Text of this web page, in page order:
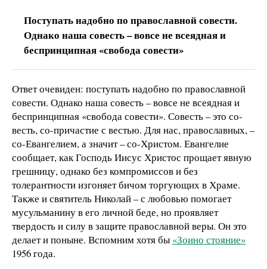
Поступать надобно по православной совести.
Однако наша совесть – вовсе не всеядная и
беспринципная «свобода совести»
Ответ очевиден: поступать надобно по православной
совести. Однако наша совесть – вовсе не всеядная и
беспринципная «свобода совести». Совесть – это со-
весть, со-причастие с вестью. Для нас, православных, –
со-Евангелием, а значит – со-Христом. Евангелие
сообщает, как Господь Иисус Христос прощает явную
грешницу, однако без компромиссов и без
толерантности изгоняет бичом торгующих в Храме.
Также и святитель Николай – с любовью помогает
мусульманину в его личной беде, но проявляет
твердость и силу в защите православной веры. Он это
делает и поныне. Вспомним хотя бы «Зоино стояние»
1956 года.